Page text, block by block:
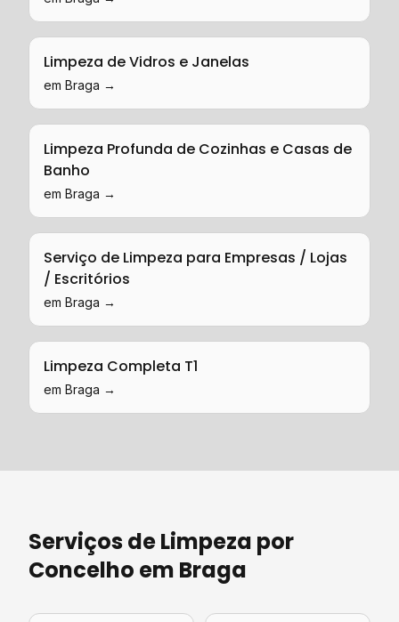
Limpeza de Vidros e Janelas
em Braga →
Limpeza Profunda de Cozinhas e Casas de
Banho
em Braga →
Serviço de Limpeza para Empresas / Lojas
/ Escritórios
em Braga →
Limpeza Completa T1
em Braga →
Serviços de Limpeza por
Concelho em Braga